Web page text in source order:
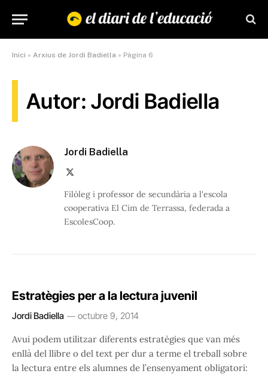
Inici » Arxius de Jordi Badiella » Pàgina 6
Autor: Jordi Badiella
Jordi Badiella
Filòleg i professor de secundària a l'escola
cooperativa El Cim de Terrassa, federada a
EscolesCoop.
Estratègies per a la lectura juvenil
Jordi Badiella octubre 9, 2014
Avui podem utilitzar diferents estratègies que van més
enllà del llibre o del text per dur a terme el treball sobre
la lectura entre els alumnes de l’ensenyament obligatori: